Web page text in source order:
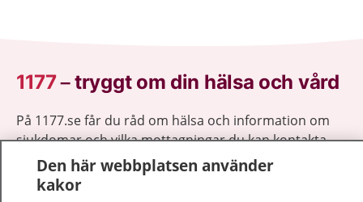
1177–tryggt om din hälsa och vård
På 1177.se får du råd om hälsa och information om
sjukdomar och vilka mottagningar du kan kontakta.
Logga in för att läsa din journal och göra dina
vårdärenden. Ring telefonnummer 1177 för
Den här webbplatsen använder
kakor